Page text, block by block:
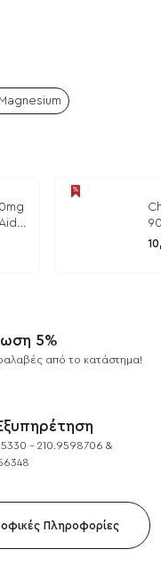
/
5%
από το κατάστημα!
- 210.9598706 &
Πληροφορίες